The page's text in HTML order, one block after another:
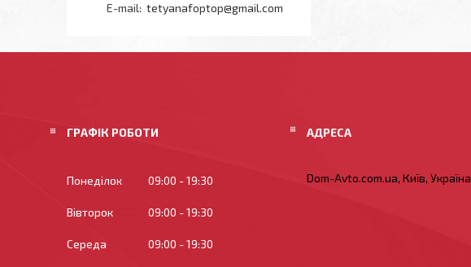
tetyanafoptop@gmail.com
ГРАФІК РОБОТИ
Понеділок 09:00 19:30
Вівторок 09:00 19:30
Середа 09:00 19:30
Dom-Avto.com.ua, Київ, Україна